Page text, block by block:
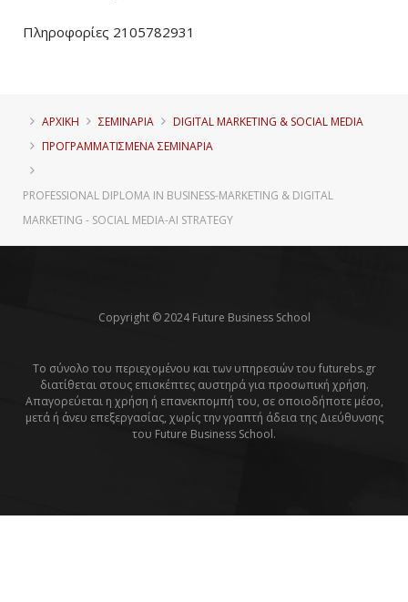
Πληροφορίες 2105782931
ΑΡΧΙΚΗ ΣΕΜΙΝΑΡΙΑ
DIGITAL MARKETING & SOCIAL MEDIA
ΠΡΟΓΡΑΜΜΑΤΙΣΜΈΝΑ ΣΕΜΙΝΆΡΙΑ
PROFESSIONAL DIPLOMA IN BUSINESS-MARKETING & DIGITAL
MARKETING - SOCIAL MEDIΑ-AI STRATEGY
Copyright © 2024 Future Business School
Το σύνολο του περιεχομένου και των υπηρεσιών του futurebs.gr
διατίθεται στους επισκέπτες αυστηρά για προσωπική χρήση.
Απαγορεύεται η χρήση ή επανεκπομπή του, σε οποιοδήποτε μέσο,
μετά ή άνευ επεξεργασίας, χωρίς την γραπτή άδεια της Διεύθυνσης
του Future Business School.